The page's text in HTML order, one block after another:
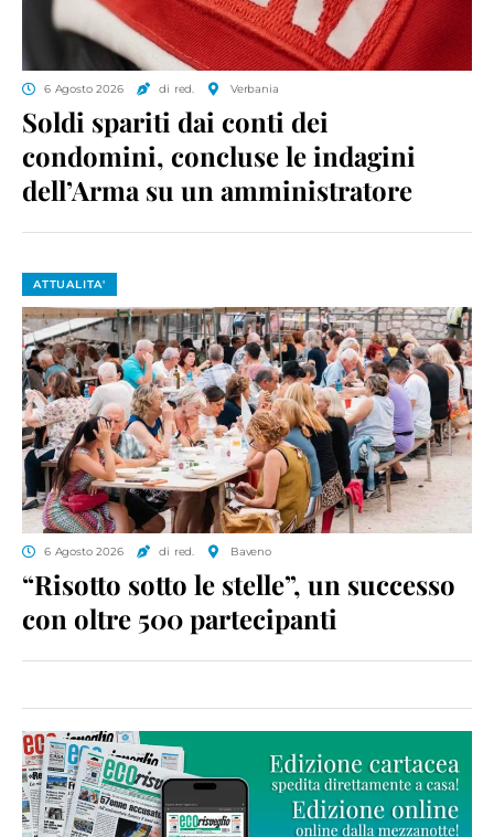
6 Agosto 2026 di red. Verbania
Soldi spariti dai conti dei
condomini, concluse le indagini
dell’Arma su un amministratore
ATTUALITA'
6 Agosto 2026 di red. Baveno
“Risotto sotto le stelle”, un successo
con oltre 500 partecipanti